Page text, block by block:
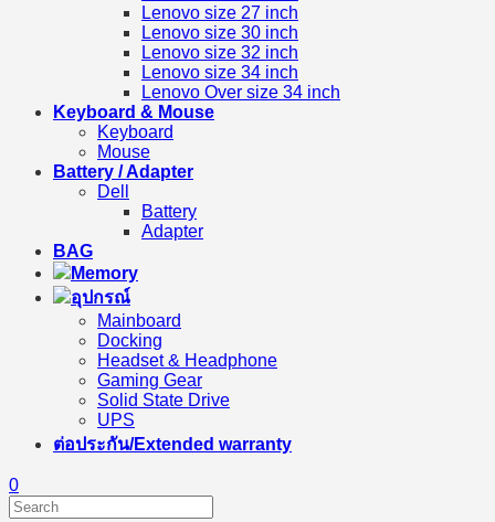
Lenovo size 27 inch
Lenovo size 30 inch
Lenovo size 32 inch
Lenovo size 34 inch
Lenovo Over size 34 inch
Keyboard & Mouse
Keyboard
Mouse
Battery / Adapter
Dell
Battery
Adapter
BAG
Memory
อุปกรณ์
Mainboard
Docking
Headset & Headphone
Gaming Gear
Solid State Drive
UPS
ต่อประกัน/Extended warranty
0